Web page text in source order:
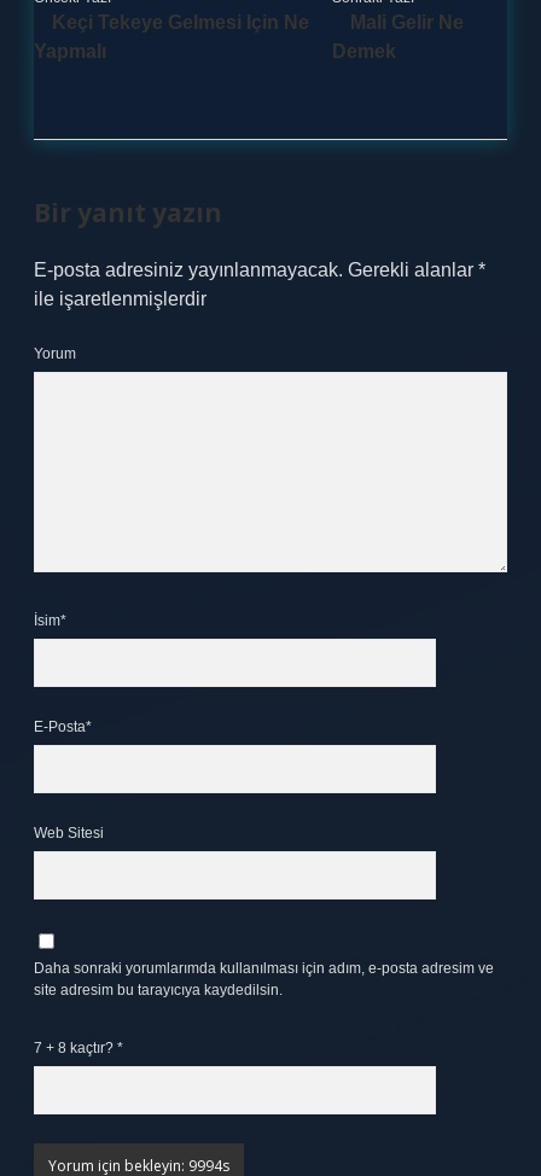
Keçi Tekeye Gelmesi Için Ne
Yapmalı
Mali Gelir Ne
Demek
Bir yanıt yazın
E-posta adresiniz yayınlanmayacak. Gerekli alanlar *
ile işaretlenmişlerdir
Yorum
İsim*
E-Posta*
Web Sitesi
Daha sonraki yorumlarımda kullanılması için adım, e-posta adresim ve
site adresim bu tarayıcıya kaydedilsin.
7 + 8 kaçtır? *